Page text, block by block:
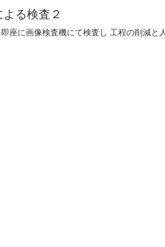
る検査２
座に画像検査機にて検査し 工程の削減と